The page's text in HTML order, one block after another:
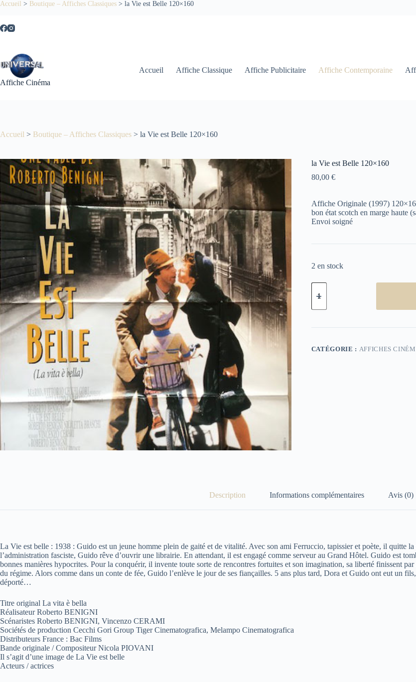
Passer
Accueil > Boutique – Affiches Classiques > la Vie est Belle 120×160
Affiche Cinéma
Accueil Affiche Classique Affiche Publicitaire Affiche Contemporaine
Accueil > Boutique – Affiches Classiques > la Vie est Belle 120×160
la Vie est Belle 120×160
80,00 €
Affiche Originale (1997)
bon état scotch en marge haute
Envoi soigné
2 en stock
quantité
de
Vie
Belle
CATÉGORIE : AFFICHES
Description Informations complémentaires Avis (0)
La Vie est belle : 1938 : Guido est un jeune homme plein de gaité et de vitalité. Avec son ami Ferruccio, tapissier et poète, il quitte
l’administration fasciste, Guido rêve d’ouvrir une librairie. En attendant, il est engagé comme serveur au Grand Hôtel. Guido est
bonnes manières hypocrites. Pour la conquérir, il invente toute sorte de rencontres fortuites et son imagination, sa liberté finissent
du régime. Alors comme dans un conte de fée, Guido l’enlève le jour de ses fiançailles. 5 ans plus tard, Dora et Guido ont eut un
déporté…
Titre original La vita è bella
Réalisateur Roberto BENIGNI
Scénaristes Roberto BENIGNI, Vincenzo CERAMI
Sociétés de production Cecchi Gori Group Tiger Cinematografica, Melampo Cinematografica
Distributeurs France : Bac Films
Bande originale / Compositeur Nicola PIOVANI
Il s’agit d’une image de La Vie est belle
Acteurs / actrices